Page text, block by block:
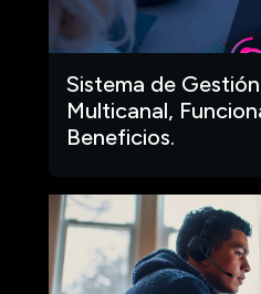
Sistema de
Multicanal,
Beneficios.